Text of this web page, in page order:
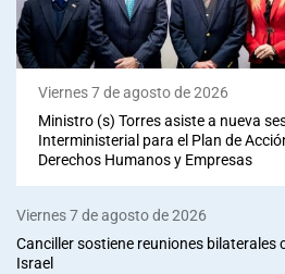
Viernes 7 de agosto de 2026
Ministro (s) Torres asiste a nueva
Interministerial para el Plan de
Derechos Humanos y Empresas
Viernes 7 de agosto de 2026
Canciller sostiene reuniones bilaterales
Israel